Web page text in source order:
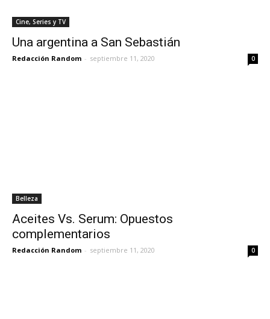
Cine, Series y TV
Una argentina a San Sebastián
Redacción Random - septiembre 11, 2020 0
Belleza
Aceites Vs. Serum: Opuestos
complementarios
Redacción Random - septiembre 11, 2020 0